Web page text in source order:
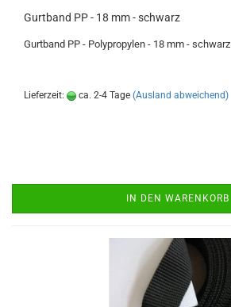
Gurtband PP - 18 mm - schwarz
Gurtband PP - Polypropylen - 18 mm - schwarz
Lieferzeit: ca. 2-4 Tage (Ausland abweichend)
IN DEN WARENKORB